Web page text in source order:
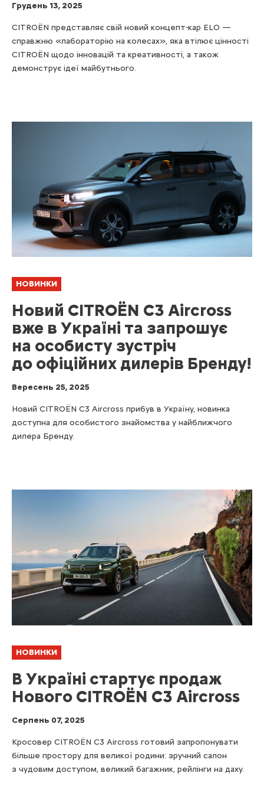
Грудень 13, 2025
CITROЁN представляє свій новий концепт-кар ELO —
справжню «лабораторію на колесах», яка втілює цінності
CITROЁN щодо інновацій та креативності, а також
демонструє ідеї майбутнього.
НОВИНКИ
Новий CITROЁN C3 Aircross
вже в Україні та запрошує
на особисту зустріч
до офіційних дилерів Бренду!
Вересень 25, 2025
Новий CITROЁN C3 Aircross прибув в Україну, новинка
доступна для особистого знайомства у найближчого
дилера Бренду.
НОВИНКИ
В Україні стартує продаж
Нового CITROЁN C3 Aircross
Серпень 07, 2025
Кросовер CITROЁN C3 Aircross готовий запропонувати
більше простору для великої родини: зручний салон
з чудовим доступом, великий багажник, рейлінги на даху.